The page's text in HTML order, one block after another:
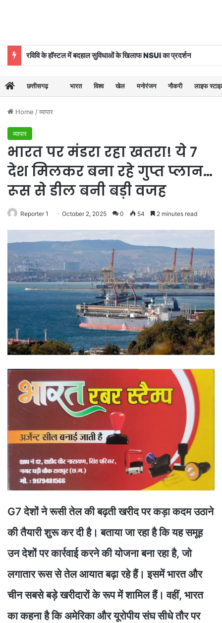
रविवि के हॉस्टल में बदहाल सुविधाओं के खिलाफ NSUI का प्रदर्शन
छत्तीसगढ़ भारत विश्व खेल मनोरंजन नौकरी लाइफ
Home /व्यापार
व्यापार
भारत पर मंडरा रहा खतरा! ये 7
देश मिलकर बना रहे गुप्त प्लान…
रूस से डील बनी बड़ी वजह
Reporter 1 October 2, 2025 0 54 2 minutes read
G7 देशों ने रूसी तेल की बढ़ती खरीद पर कड़ा कदम उठाने
की तैयारी शुरू कर दी है। बताया जा रहा है कि यह समूह
उन देशों पर कार्रवाई करने की योजना बना रहा है, जो
लगातार रूस से तेल आयात बढ़ा रहे हैं। इसमें भारत और
चीन सबसे बड़े खरीदारों के रूप में शामिल हैं। वहीं, भारत
का कहना है कि अमेरिका और यूरोपीय संघ सीधे तौर पर